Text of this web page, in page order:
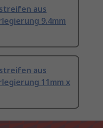
aus
9.4mm
aus
11mm x